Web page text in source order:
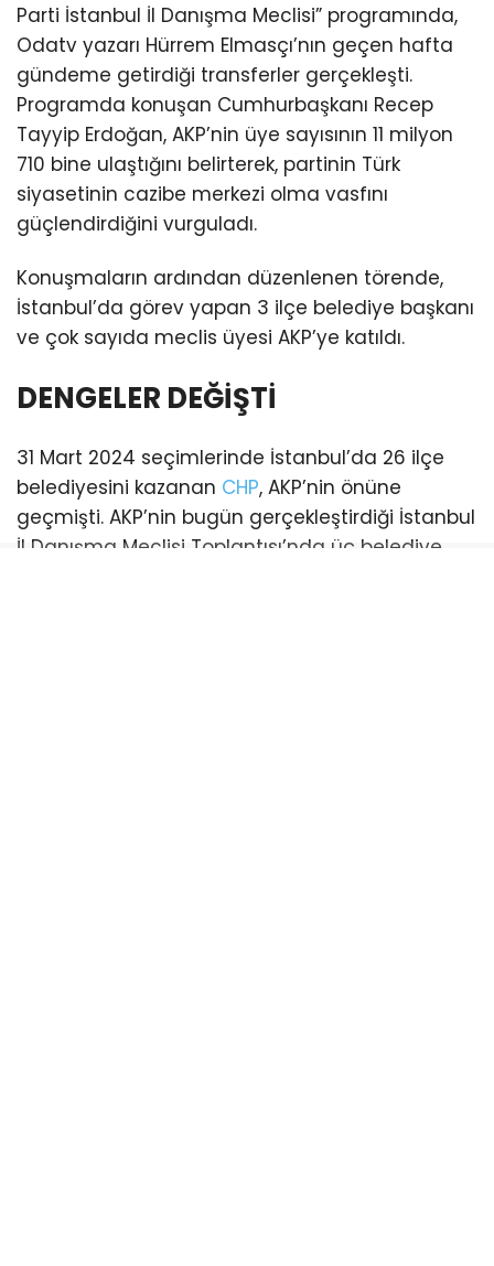
Parti İstanbul İl Danışma Meclisi” programında,
Odatv yazarı Hürrem Elmasçı’nın geçen hafta
gündeme getirdiği transferler gerçekleşti.
Programda konuşan Cumhurbaşkanı Recep
Tayyip Erdoğan, AKP’nin üye sayısının 11 milyon
710 bine ulaştığını belirterek, partinin Türk
siyasetinin cazibe merkezi olma vasfını
güçlendirdiğini vurguladı.
Konuşmaların ardından düzenlenen törende,
İstanbul’da görev yapan 3 ilçe belediye başkanı
ve çok sayıda meclis üyesi AKP’ye katıldı.
DENGELER DEĞİŞTİ
31 Mart 2024 seçimlerinde İstanbul’da 26 ilçe
belediyesini kazanan CHP, AKP’nin önüne
geçmişti. AKP’nin bugün gerçekleştirdiği İstanbul
İl Danışma Meclisi Toplantısı’nda üç belediye